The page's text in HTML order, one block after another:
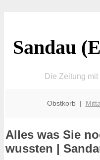
Sandau
Die Zeitung
Obstkorb |
Alles was Sie
wussten |